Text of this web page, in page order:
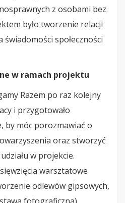
z osobami bez
było tworzenie relacji
społeczności
w ramach projektu
Razem po raz kolejny
i przygotowało
by móc porozmawiać o
oraz stworzyć
w projekcie.
warsztatowe
odlewów gipsowych,